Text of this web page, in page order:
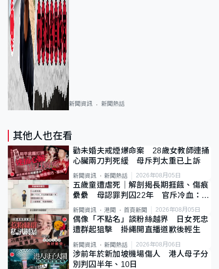
新聞資訊 新聞熱話
其他人也在看
勸未婚夫戒煙爆命案 28歲女教師連捅
心臟兩刀判死緩 母斥判太重已上訴
新聞資訊 新聞熱話 2026年08月05日
五歲童遭虐死｜解剖揭長期捱餓、傷痕
纍纍 母認罪判囚22年 官斥冷血：同
類案最惡劣
新聞資訊 港聞 首頁新聞 2026年08月05日
偶像「不點名」談粉絲越界 日女死忠
遭群起狙擊 掛繩開直播道歉後輕生
新聞資訊 新聞熱話 2026年08月06日
涉前年於新加坡機場傷人 港人母子分
別判囚半年、10日